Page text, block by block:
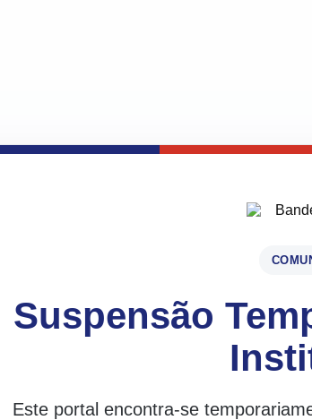
Suspensão
Este portal encontra-se